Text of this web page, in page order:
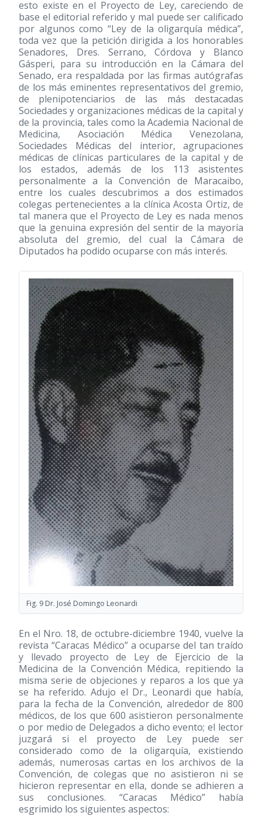
esto existe en el Proyecto de Ley, careciendo de
base el editorial referido y mal puede ser calificado
por algunos como “Ley de la oligarquía médica”,
toda vez que la petición dirigida a los honorables
Senadores, Dres. Serrano, Córdova y Blanco
Gásperi, para su introducción en la Cámara del
Senado, era respaldada por las firmas autógrafas
de los más eminentes representativos del gremio,
de plenipotenciarios de las más destacadas
Sociedades y organizaciones médicas de la capital y
de la provincia, tales como la Academia Nacional de
Medicina, Asociación Médica Venezolana,
Sociedades Médicas del interior, agrupaciones
médicas de clínicas particulares de la capital y de
los estados, además de los 113 asistentes
personalmente a la Convención de Maracaibo,
entre los cuales descubrimos a dos estimados
colegas pertenecientes a la clínica Acosta Ortiz, de
tal manera que el Proyecto de Ley es nada menos
que la genuina expresión del sentir de la mayoría
absoluta del gremio, del cual la Cámara de
Diputados ha podido ocuparse con más interés.
Fig. 9 Dr. José Domingo Leonardi
En el Nro. 18, de octubre-diciembre 1940, vuelve la
revista “Caracas Médico” a ocuparse del tan traído
y llevado proyecto de Ley de Ejercicio de la
Medicina de la Convención Médica, repitiendo la
misma serie de objeciones y reparos a los que ya
se ha referido. Adujo el Dr., Leonardi que había,
para la fecha de la Convención, alrededor de 800
médicos, de los que 600 asistieron personalmente
o por medio de Delegados a dicho evento; el lector
juzgará si el proyecto de Ley puede ser
considerado como de la oligarquía, existiendo
además, numerosas cartas en los archivos de la
Convención, de colegas que no asistieron ni se
hicieron representar en ella, donde se adhieren a
sus conclusiones. “Caracas Médico” había
esgrimido los siguientes aspectos: